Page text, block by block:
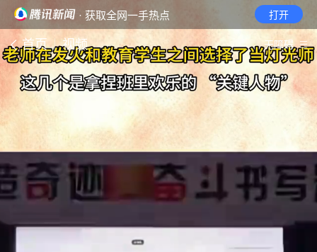
· 获取全网一手热点 打开
首页 视频 无障碍